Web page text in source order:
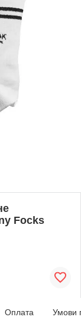
Focks
Оплата Умови